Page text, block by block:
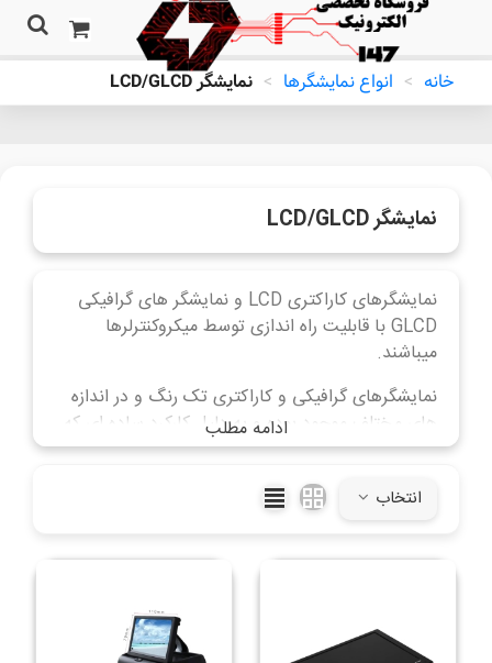
خانه > انواع نمایشگرها > نمایشگر LCD/GLCD
نمایشگر LCD/GLCD
نمایشگرهای کاراکتری LCD و نمایشگر های گرافیکی
GLCD با قابلیت راه اندازی توسط میکروکنترلرها
میباشند.
نمایشگرهای گرافیکی و کاراکتری تک رنگ و در اندازه
های مختلف موجود بوده و به دلیل کارکرد ساده ای که
دارند در ساخت انواع پروژه ها مورد استفاده قرار می
ادامه مطلب
انتخاب